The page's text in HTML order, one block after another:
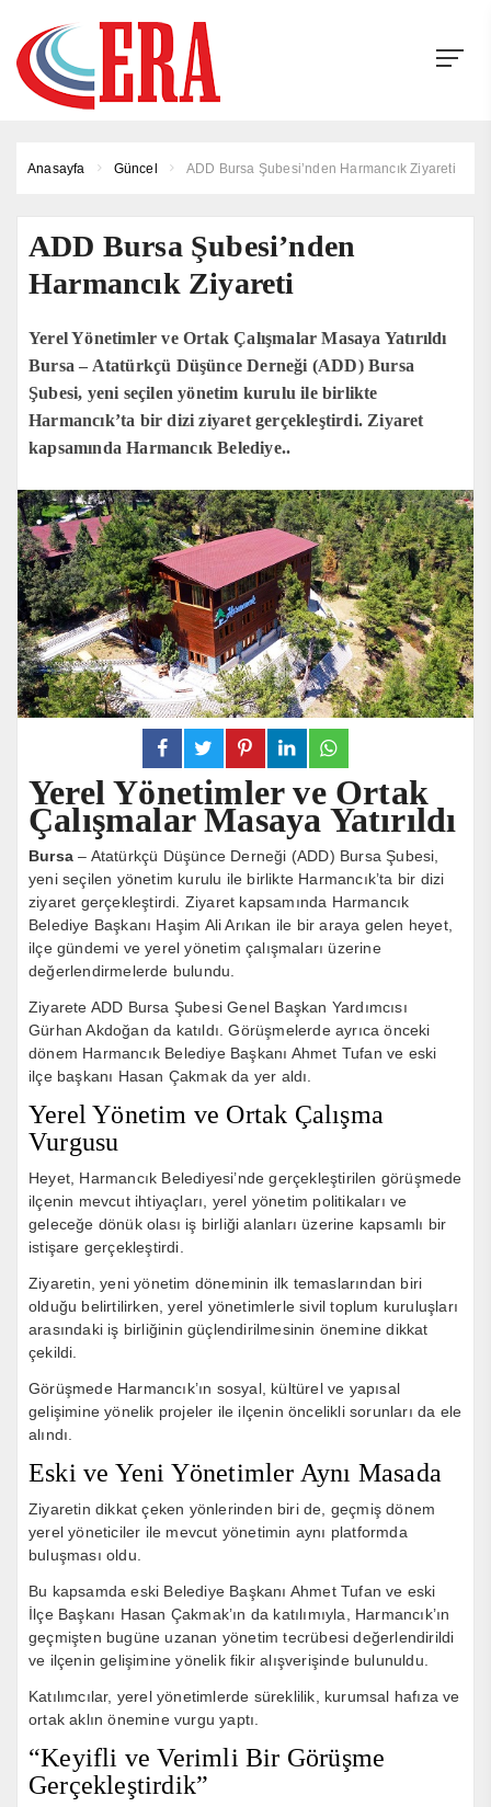
Anasayfa Güncel ADD Bursa Şubesi’nden Harmancık Ziyareti
ADD Bursa Şubesi’nden
Harmancık Ziyareti
Yerel Yönetimler ve Ortak Çalışmalar Masaya Yatırıldı
Bursa – Atatürkçü Düşünce Derneği (ADD) Bursa
Şubesi, yeni seçilen yönetim kurulu ile birlikte
Harmancık’ta bir dizi ziyaret gerçekleştirdi. Ziyaret
kapsamında Harmancık Belediye..
Yerel Yönetimler ve Ortak
Çalışmalar Masaya Yatırıldı
Bursa – Atatürkçü Düşünce Derneği (ADD) Bursa Şubesi,
yeni seçilen yönetim kurulu ile birlikte Harmancık’ta bir dizi
ziyaret gerçekleştirdi. Ziyaret kapsamında Harmancık
Belediye Başkanı Haşim Ali Arıkan ile bir araya gelen heyet,
ilçe gündemi ve yerel yönetim çalışmaları üzerine
değerlendirmelerde bulundu.
Ziyarete ADD Bursa Şubesi Genel Başkan Yardımcısı
Gürhan Akdoğan da katıldı. Görüşmelerde ayrıca önceki
dönem Harmancık Belediye Başkanı Ahmet Tufan ve eski
ilçe başkanı Hasan Çakmak da yer aldı.
Yerel Yönetim ve Ortak Çalışma
Vurgusu
Heyet, Harmancık Belediyesi’nde gerçekleştirilen görüşmede
ilçenin mevcut ihtiyaçları, yerel yönetim politikaları ve
geleceğe dönük olası iş birliği alanları üzerine kapsamlı bir
istişare gerçekleştirdi.
Ziyaretin, yeni yönetim döneminin ilk temaslarından biri
olduğu belirtilirken, yerel yönetimlerle sivil toplum kuruluşları
arasındaki iş birliğinin güçlendirilmesinin önemine dikkat
çekildi.
Görüşmede Harmancık’ın sosyal, kültürel ve yapısal
gelişimine yönelik projeler ile ilçenin öncelikli sorunları da ele
alındı.
Eski ve Yeni Yönetimler Aynı Masada
Ziyaretin dikkat çeken yönlerinden biri de, geçmiş dönem
yerel yöneticiler ile mevcut yönetimin aynı platformda
buluşması oldu.
Bu kapsamda eski Belediye Başkanı Ahmet Tufan ve eski
İlçe Başkanı Hasan Çakmak’ın da katılımıyla, Harmancık’ın
geçmişten bugüne uzanan yönetim tecrübesi değerlendirildi
ve ilçenin gelişimine yönelik fikir alışverişinde bulunuldu.
Katılımcılar, yerel yönetimlerde süreklilik, kurumsal hafıza ve
ortak aklın önemine vurgu yaptı.
“Keyifli ve Verimli Bir Görüşme
Gerçekleştirdik”